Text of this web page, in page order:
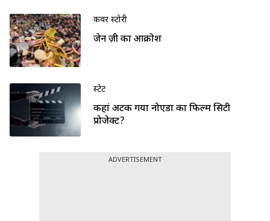
कवर स्टोरी
जेन ज़ी का आक्रोश
स्टेट
कहां अटक गया नोएडा का फिल्म सिटी
प्रोजेक्ट?
ADVERTISEMENT